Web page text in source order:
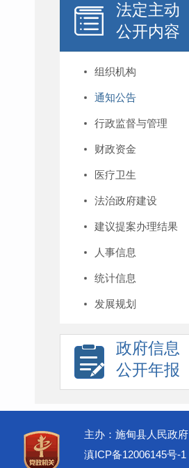
法定主动
公开内容
组织机构
通知公告
行政监督与管理
财政资金
医疗卫生
法治政府建设
建议提案办理结果
人事信息
统计信息
发展规划
政府信息
公开年报
主办：施甸县人民政府
滇ICP备12006145号-1